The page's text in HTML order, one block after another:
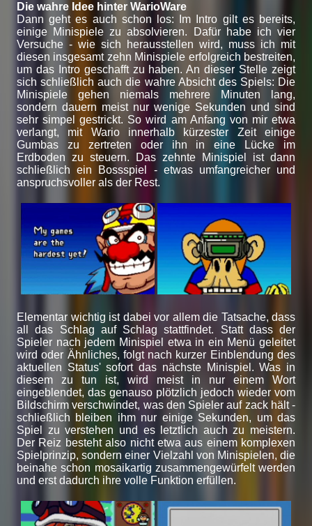
Die wahre Idee hinter WarioWare
Dann geht es auch schon los: Im Intro gilt es bereits,
einige Minispiele zu absolvieren. Dafür habe ich vier
Versuche - wie sich herausstellen wird, muss ich mit
diesen insgesamt zehn Minispiele erfolgreich bestreiten,
um das Intro geschafft zu haben. An dieser Stelle zeigt
sich schließlich auch die wahre Absicht des Spiels: Die
Minispiele gehen niemals mehrere Minuten lang,
sondern dauern meist nur wenige Sekunden und sind
sehr simpel gestrickt. So wird am Anfang von mir etwa
verlangt, mit Wario innerhalb kürzester Zeit einige
Gumbas zu zertreten oder ihn in eine Lücke im
Erdboden zu steuern. Das zehnte Minispiel ist dann
schließlich ein Bossspiel - etwas umfangreicher und
anspruchsvoller als der Rest.
Elementar wichtig ist dabei vor allem die Tatsache, dass
all das Schlag auf Schlag stattfindet. Statt dass der
Spieler nach jedem Minispiel etwa in ein Menü geleitet
wird oder Ähnliches, folgt nach kurzer Einblendung des
aktuellen Status' sofort das nächste Minispiel. Was in
diesem zu tun ist, wird meist in nur einem Wort
eingeblendet, das genauso plötzlich jedoch wieder vom
Bildschirm verschwindet, was den Spieler auf zack hält -
schließlich bleiben ihm nur einige Sekunden, um das
Spiel zu verstehen und es letztlich auch zu meistern.
Der Reiz besteht also nicht etwa aus einem komplexen
Spielprinzip, sondern einer Vielzahl von Minispielen, die
beinahe schon mosaikartig zusammengewürfelt werden
und erst dadurch ihre volle Funktion erfüllen.